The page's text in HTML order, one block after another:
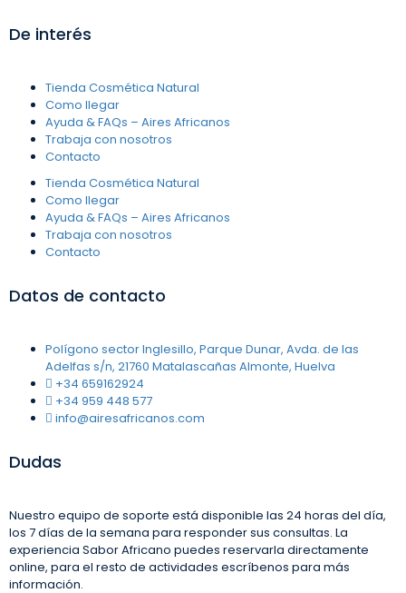
De interés
Tienda Cosmética Natural
Como llegar
Ayuda & FAQs – Aires Africanos
Trabaja con nosotros
Contacto
Tienda Cosmética Natural
Como llegar
Ayuda & FAQs – Aires Africanos
Trabaja con nosotros
Contacto
Datos de contacto
Polígono sector Inglesillo, Parque Dunar, Avda. de las
Adelfas s/n, 21760 Matalascañas Almonte, Huelva
+34 659162924
+34 959 448 577
info@airesafricanos.com
Dudas
Nuestro equipo de soporte está disponible las 24 horas del día,
los 7 días de la semana para responder sus consultas. La
experiencia Sabor Africano puedes reservarla directamente
online, para el resto de actividades escríbenos para más
información.